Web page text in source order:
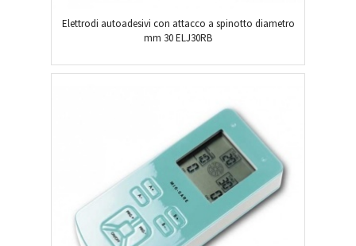
Elettrodi autoadesivi con attacco a spinotto diametro
mm 30 ELJ30RB